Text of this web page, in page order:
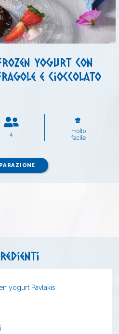
yogurt con
e cioccolato
4
molto
facile
yogurt Pavlakis